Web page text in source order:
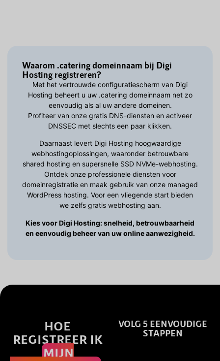
Waarom .catering domeinnaam bij Digi
Hosting registreren?
Met het vertrouwde configuratiescherm van Digi
Hosting beheert u uw .catering domeinnaam net zo
eenvoudig als al uw andere domeinen.
Profiteer van onze gratis DNS-diensten en activeer
DNSSEC met slechts een paar klikken.
Daarnaast levert Digi Hosting hoogwaardige
webhostingoplossingen, waaronder betrouwbare
shared hosting en supersnelle SSD NVMe-webhosting.
Ontdek onze professionele diensten voor
domeinregistratie en maak gebruik van onze managed
WordPress hosting. Voor een vliegende start bieden
we zelfs gratis webhosting aan.
Kies voor Digi Hosting: snelheid, betrouwbaarheid
en eenvoudig beheer van uw online aanwezigheid.
HOE
REGISTREER IK
MIJN
VOLG 5 EENVOUDIGE
STAPPEN